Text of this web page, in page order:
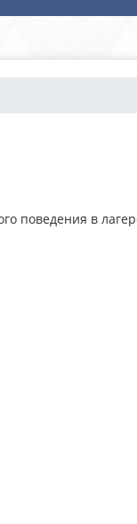
поведения в